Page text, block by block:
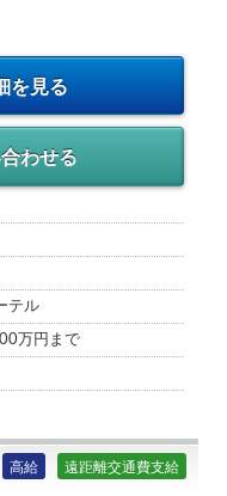
を見る
わせる
テル
万円まで
高給 遠距離交通費支給